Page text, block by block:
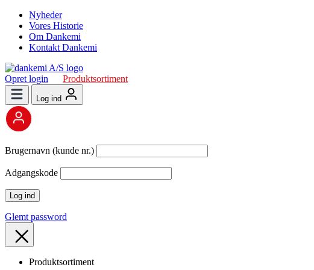
Nyheder
Vores Historie
Om Dankemi
Kontakt Dankemi
Opret login Produktsortiment
Log ind
Brugernavn (kunde nr.)
Adgangskode
Glemt password
Produktsortiment